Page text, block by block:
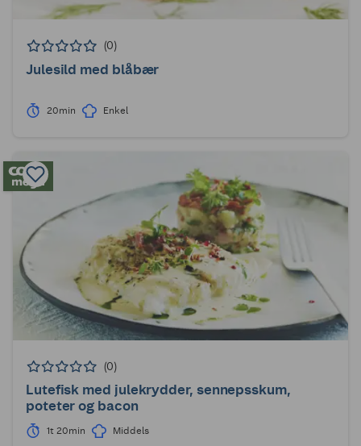
(0)
Julesild med blåbær
20min Enkel
(0)
Lutefisk med julekrydder, sennepsskum,
poteter og bacon
1t 20min Middels